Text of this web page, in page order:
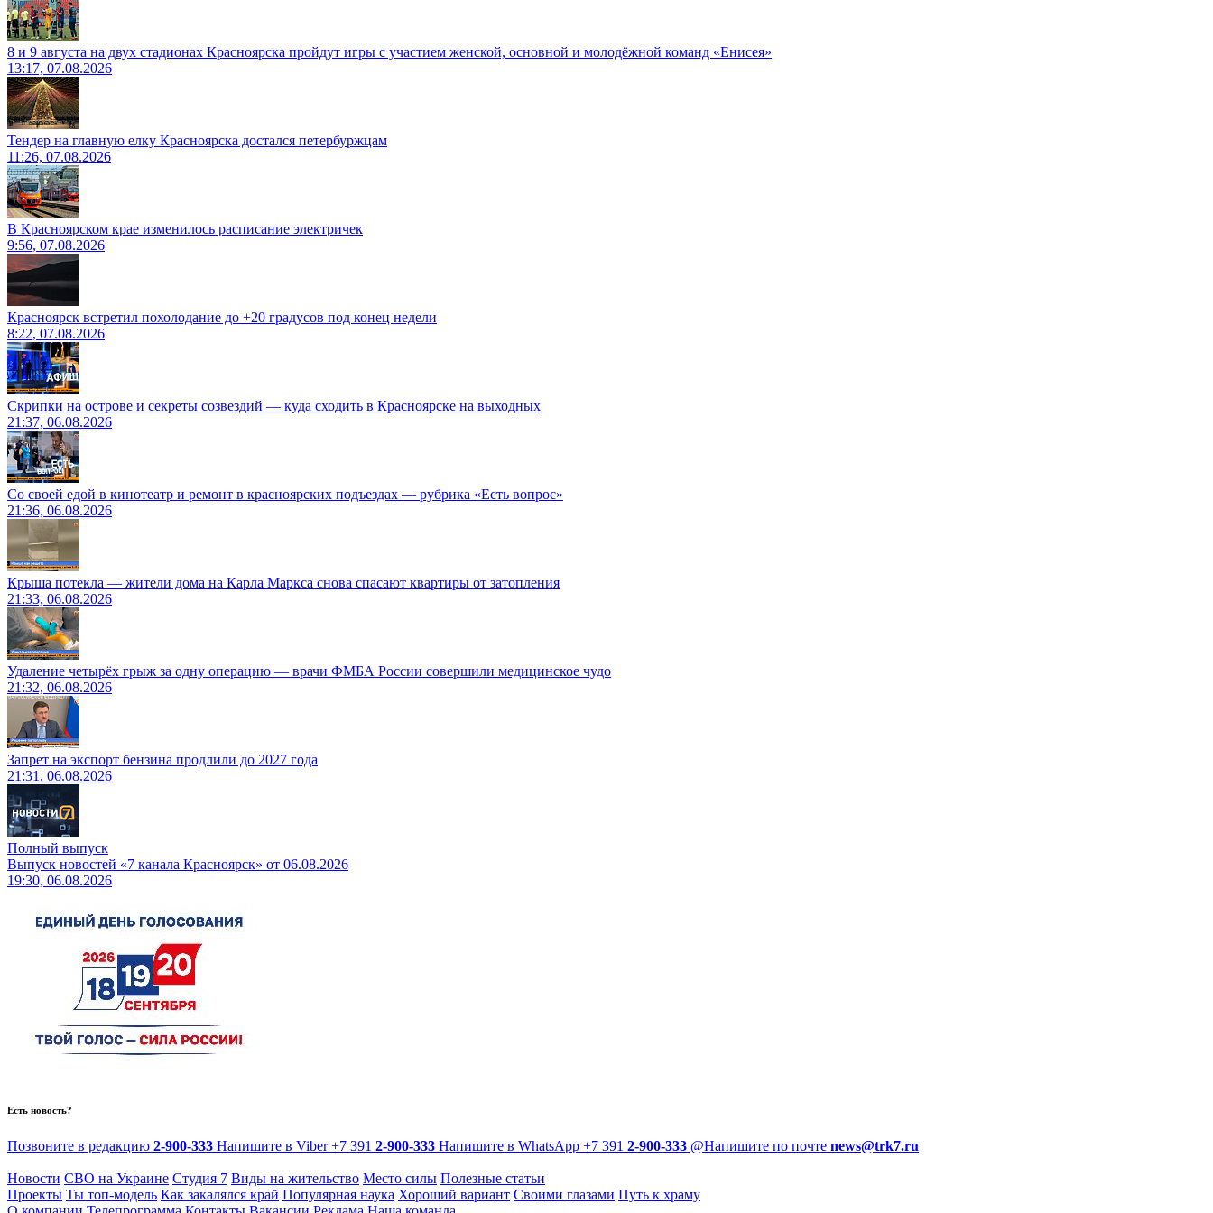
8 и 9 августа на двух стадионах Красноярска пройдут игры с участием женской, основной и молодёжной команд «Енисея»
13:17, 07.08.2026
Тендер на главную елку Красноярска достался петербуржцам
11:26, 07.08.2026
В Красноярском крае изменилось расписание электричек
9:56, 07.08.2026
Красноярск встретил похолодание до +20 градусов под конец недели
8:22, 07.08.2026
Скрипки на острове и секреты созвездий — куда сходить в Красноярске на выходных
21:37, 06.08.2026
Со своей едой в кинотеатр и ремонт в красноярских подъездах — рубрика «Есть вопрос»
21:36, 06.08.2026
Крыша потекла — жители дома на Карла Маркса снова спасают квартиры от затопления
21:33, 06.08.2026
Удаление четырёх грыж за одну операцию — врачи ФМБА России совершили медицинское чудо
21:32, 06.08.2026
Запрет на экспорт бензина продлили до 2027 года
21:31, 06.08.2026
Полный выпуск
Выпуск новостей «7 канала Красноярск» от 06.08.2026
19:30, 06.08.2026
Есть новость?
Позвоните в редакцию 2-900-333 Напишите в Viber +7 391 2-900-333 Напишите в WhatsApp +7 391 2-900-333 @Напишите по почте news@trk7.ru
Новости СВО на Украине Студия 7 Виды на жительство Место силы Полезные статьи
Проекты Ты топ-модель Как закалялся край Популярная наука Хороший вариант Своими глазами Путь к храму